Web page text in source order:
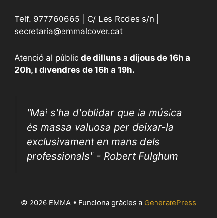
Telf. 977760665 | C/ Les Rodes s/n |
secretaria@emmalcover.cat
Atenció al públic de dilluns a dijous de 16h a
20h, i divendres de 16h a 19h.
"Mai s'ha d'oblidar que la música
és massa valuosa per deixar-la
exclusivament en mans dels
professionals" - Robert Fulghum
© 2026 EMMA • Funciona gràcies a GeneratePress